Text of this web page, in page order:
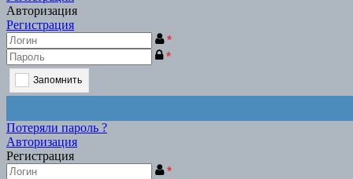
Авторизация
Регистрация
*
*
Запомнить
Потеряли пароль ?
Авторизация
Регистрация
*